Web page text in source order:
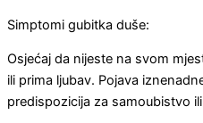
Simptomi gubitka duše:
Osjećaj da nijeste na svom
ili prima ljubav. Pojava
predispozicija za samoubistvo